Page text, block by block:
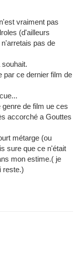
vraiment pas
(d'ailleurs
pas de
par ce dernier film de
de film ue ces
accorché a Gouttes
métarge (ou
sure que ce n'était
mon estime.( je
reste.)